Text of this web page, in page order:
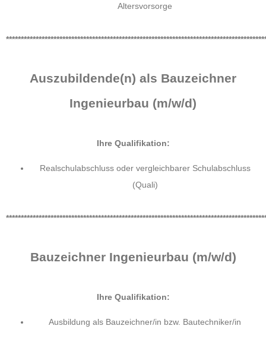
Altersvorsorge
Auszubildende(n) als Bauzeichner
Ingenieurbau (m/w/d)
Ihre Qualifikation:
Realschulabschluss oder vergleichbarer Schulabschluss
(Quali)
Bauzeichner Ingenieurbau (m/w/d)
Ihre Qualifikation:
Ausbildung als Bauzeichner/in bzw. Bautechniker/in